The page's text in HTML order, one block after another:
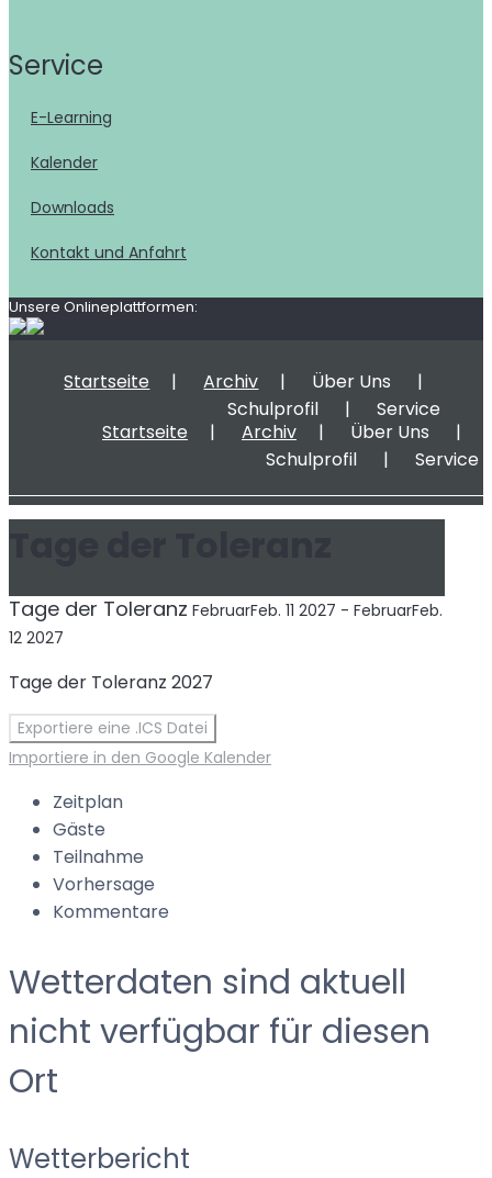
Service
E-Learning
Kalender
Downloads
Kontakt und Anfahrt
Unsere Onlineplattformen:
Startseite Archiv
Über Uns
Schulprofil
Service
Startseite
Archiv
Über Uns
Schulprofil
Service
Tage der Toleranz FebruarFeb. 11 2027 - FebruarFeb.
12 2027
Tage der Toleranz 2027
Exportiere eine .ICS Datei
Importiere in den Google Kalender
Zeitplan
Gäste
Teilnahme
Vorhersage
Kommentare
Wetterdaten sind aktuell
nicht verfügbar für diesen
Ort
Wetterbericht